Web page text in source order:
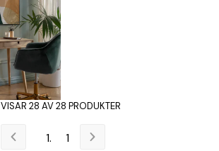
VISAR 28 AV 28 PRODUKTER
1